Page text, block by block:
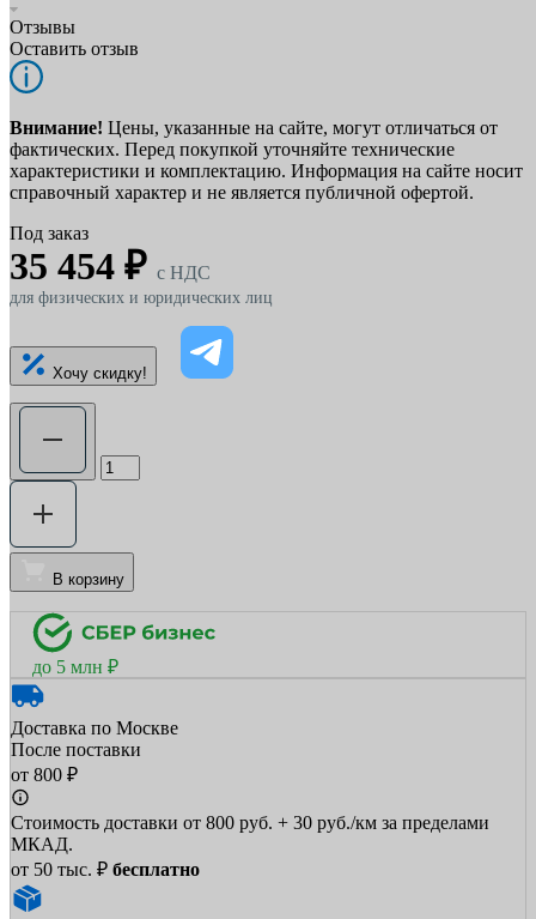
Отзывы
Оставить отзыв
Внимание! Цены, указанные на сайте, могут отличаться от
фактических. Перед покупкой уточняйте технические
характеристики и комплектацию. Информация на сайте носит
справочный характер и не является публичной офертой.
Под заказ
35 454 ₽ c НДС
для физических и юридических лиц
Хочу скидку!
В корзину
до 5 млн ₽
Доставка по Москве
После поставки
от 800 ₽
Стоимость доставки от 800 руб. + 30 руб./км за пределами
МКАД.
от 50 тыс. ₽ бесплатно